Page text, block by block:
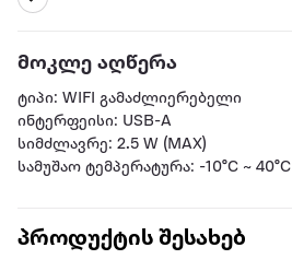
მოკლე აღწერა
ტიპი: WIFI გამაძლიერებელი
ინტერფეისი: USB-A
სიმძლავრე: 2.5 W (MAX)
სამუშაო ტემპერატურა: -10°C ~ 40°C
პროდუქტის შესახებ